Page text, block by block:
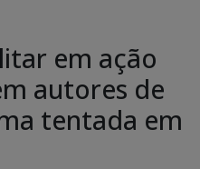
em ação
autores de
tentada em